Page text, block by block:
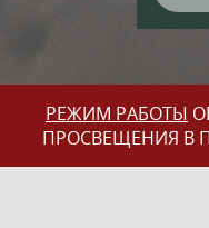
РЕЖИМ РАБОТЫ
ПРОСВЕЩЕНИЯ В